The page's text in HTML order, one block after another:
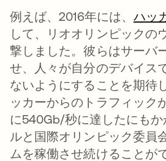
例えば、2016年には、 ハッ
して、リオオリンピックの
撃しました。彼らはサーバ
せ、人々が自分のデバイス
ないようにすることを期待
ッカーからのトラフィック
に540Gb/秒に達したにも
ルと国際オリンピック委員
ムを稼働させ続けることが